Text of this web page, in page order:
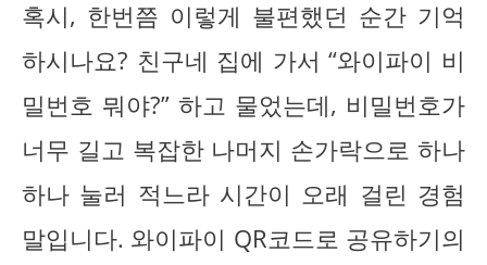
혹시, 한번쯤 이렇게 불편했던 순간 기억
하시나요? 친구네 집에 가서 “와이파이 비
밀번호 뭐야?” 하고 물었는데, 비밀번호가
너무 길고 복잡한 나머지 손가락으로 하나
하나 눌러 적느라 시간이 오래 걸린 경험
말입니다. 와이파이 QR코드로 공유하기의